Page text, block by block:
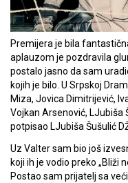
Premijera je bila
aplauzom je pozdravila
postalo jasno da sam
kojih je bilo. U Srpskoj
Miza, Jovica Dimitrijević,
Vojkan Arsenović, LJubiša
potpisao LJubiša Šušulić
Uz Valter sam bio još
koji ih je vodio preko „Bliži
Postao sam prijatelj sa